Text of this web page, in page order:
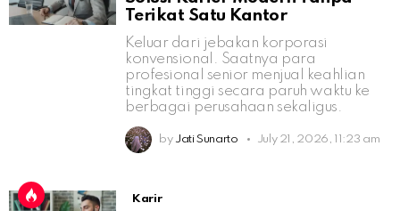
Terikat Satu Kantor
Keluar dari jebakan korporasi
konvensional. Saatnya para
profesional senior menjual keahlian
tingkat tinggi secara paruh waktu ke
berbagai perusahaan sekaligus.
by Jati Sunarto July 21, 2026, 11:23 am
Karir